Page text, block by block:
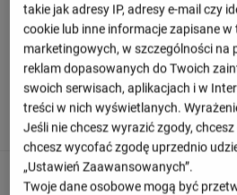
Odśwież
90+ 5'
To już wszystko! Sędzia
takie jak adresy IP, adresy e-mail czy
cookie lub inne informacje zapisane
marketingowych, w szczególności na
reklam dopasowanych do Twoich
swoich serwisach, aplikacjach i w
treści w nich wyświetlanych.
Jeśli nie chcesz wyrazić zgody,
chcesz wycofać zgodę uprzednio
„Ustawień Zaawansowanych”.
Twoje dane osobowe mogą być